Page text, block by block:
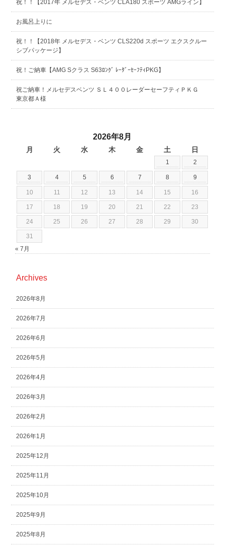
祝！！【2017年 メルセデス・ベンツ CLA180 スポーツ AMGライン】
お風呂上りに
祝！！【2018年 メルセデス・ベンツ CLS220d スポーツ エクスクルー
シブパッケージ】
祝！ご納車【AMG Sクラス S63ﾛﾝｸﾞ ﾚｰﾀﾞｰｾｰﾌﾃｨPKG】
祝ご納車！メルセデスベンツ ＳＬ４００レーダーセーフティＰＫＧ
東京都Ａ様
2026年8月
月 火 水 木 金 土 日
1 2
3 4 5 6 7 8 9
10 11 12 13 14 15 16
17 18 19 20 21 22 23
24 25 26 27 28 29 30
31
« 7月
Archives
2026年8月
2026年7月
2026年6月
2026年5月
2026年4月
2026年3月
2026年2月
2026年1月
2025年12月
2025年11月
2025年10月
2025年9月
2025年8月